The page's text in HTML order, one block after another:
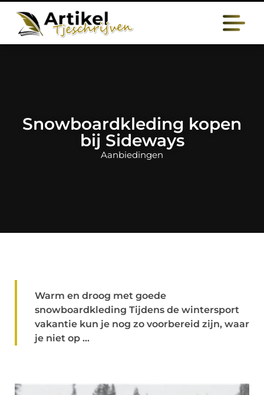
Snowboardkleding kopen
bij Sideways
Aanbiedingen
Warm en droog met goede
snowboardkleding Tijdens de wintersport
vakantie kun je nog zo voorbereid zijn, waar
je niet op ...